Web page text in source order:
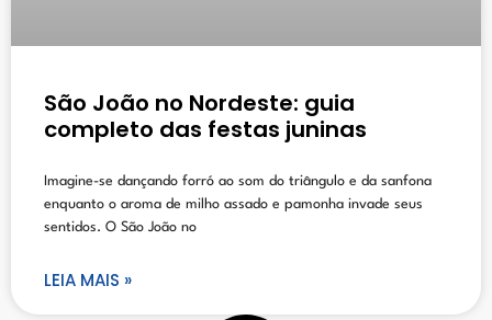
São João no Nordeste: guia
completo das festas juninas
Imagine-se dançando forró ao som do triângulo e da sanfona
enquanto o aroma de milho assado e pamonha invade seus
sentidos. O São João no
LEIA MAIS »